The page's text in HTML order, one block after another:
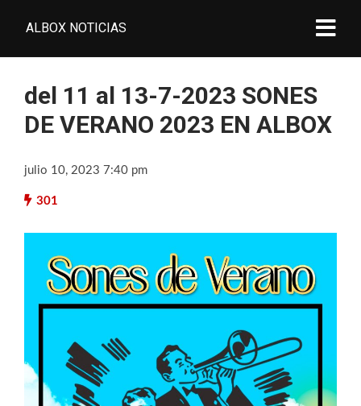
ALBOX NOTICIAS
del 11 al 13-7-2023 SONES
DE VERANO 2023 EN ALBOX
julio 10, 2023 7:40 pm
301